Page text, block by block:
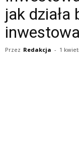
jak działa
Przez Redakcja - 1